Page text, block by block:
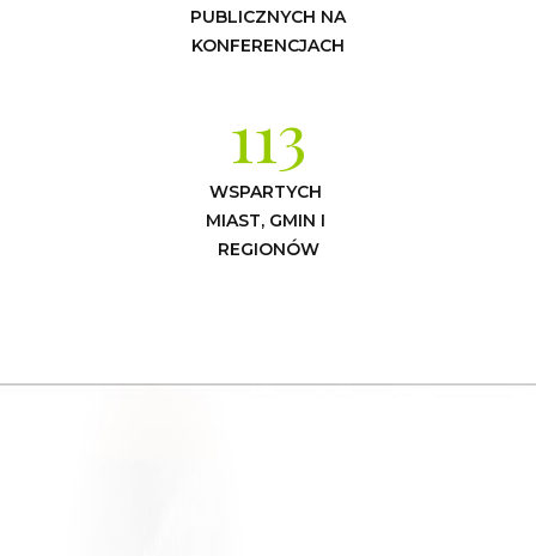
PUBLICZNYCH NA
KONFERENCJACH
113
WSPARTYCH
MIAST, GMIN I
REGIONÓW